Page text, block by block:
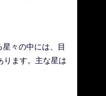
々の中には、目
ります。主な星は